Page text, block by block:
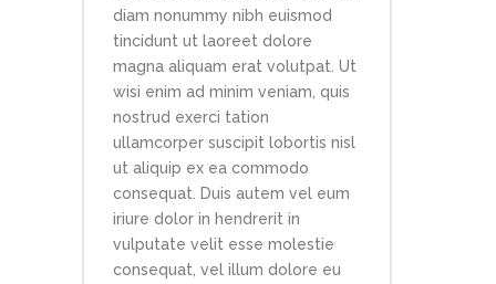
diam nonummy nibh euismod
tincidunt ut laoreet dolore
magna aliquam erat volutpat. Ut
wisi enim ad minim veniam, quis
nostrud exerci tation
ullamcorper suscipit lobortis nisl
ut aliquip ex ea commodo
consequat. Duis autem vel eum
iriure dolor in hendrerit in
vulputate velit esse molestie
consequat, vel illum dolore eu